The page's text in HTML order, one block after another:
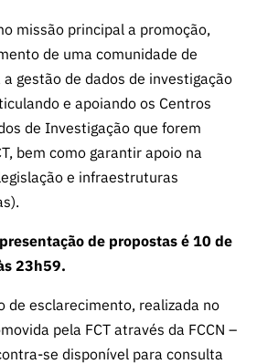
Apoios
PRR –
“Ciência +
Digital” e
“Ciência +
Capacitaç
ão”
missão principal a promoção,
de uma comunidade de
gestão de dados de investigação
e apoiando os Centros
de Investigação que forem
bem como garantir apoio na
e infraestruturas
de propostas é 10 de
23h59.
de esclarecimento, realizada no
pela FCT através da FCCN –
se disponível para consulta